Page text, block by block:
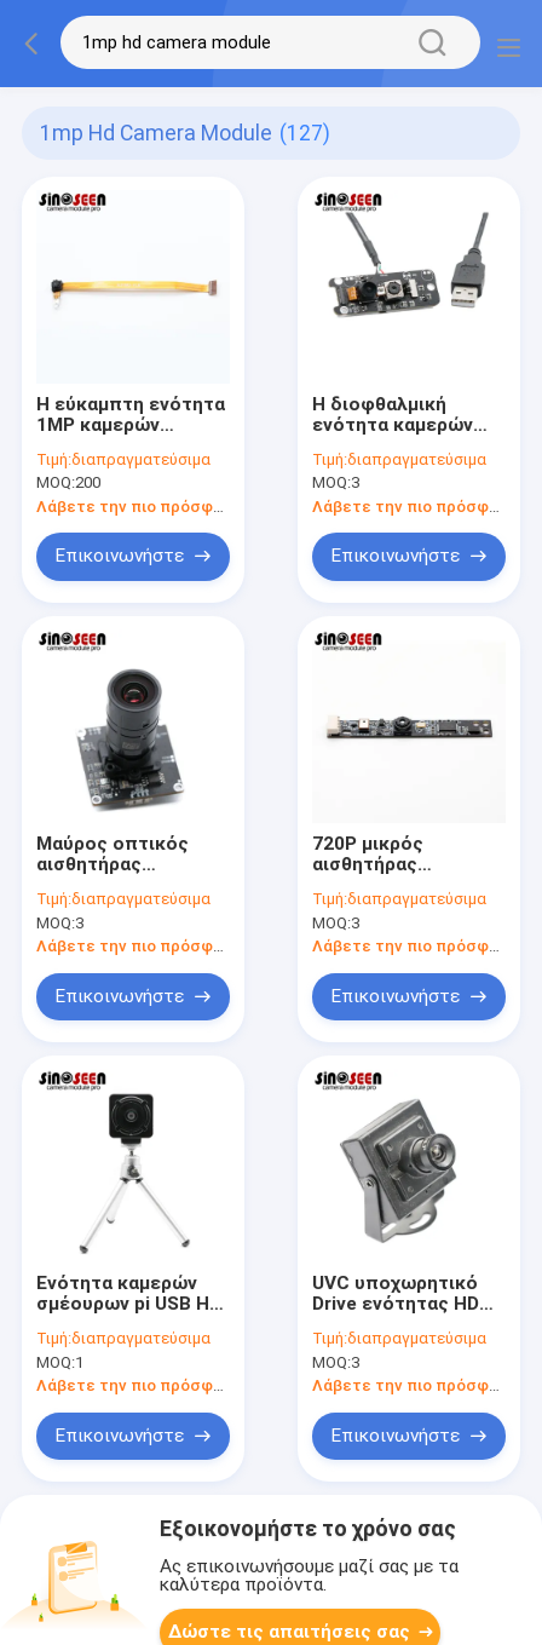
1mp Hd Camera Module (127)
Η εύκαμπτη ενότητα
1MP καμερών
πινάκων MIPI
κορδελλών καθόρισε
την εστίαση
Τιμή:διαπραγματεύσιμα
MOQ:200
Λάβετε την πιο πρόσφατη τιμή
Επικοινωνήστε
Η διοφθαλμική
ενότητα καμερών
HD ΓΦ για το
τρισδιάστατο
πρόσωπο
παραθύρων
ξεκλειδώνει
Τιμή:διαπραγματεύσιμα
MOQ:3
Επικοινωνήστε
Μαύρος οπτικός
αισθητήρας
καμερών επίδρασης
1080P HD νυχτερινής
όρασης
Τιμή:διαπραγματεύσιμα
MOQ:3
Λάβετε την πιο πρόσφατη τιμή
Επικοινωνήστε
720P μικρός
αισθητήρας
καμερών 1MP USB
για το lap-top
Τιμή:διαπραγματεύσιμα
MOQ:3
Επικοινωνήστε
Ενότητα καμερών
σμέουρων pi USB HD
την τηλεοπτική
σύσκεψη
Τιμή:διαπραγματεύσιμα
MOQ:1
Λάβετε την πιο πρόσφατη τιμή
Επικοινωνήστε
UVC υποχωρητικό
Drive ενότητας HD
κατοικίας USB 1MP
μετάλλων
Τιμή:διαπραγματεύσιμα
MOQ:3
Λάβετε την πιο πρόσφατη τιμή
Επικοινωνήστε
Εξοικονομήστε το χρόνο σας
Ας επικοινωνήσουμε μαζί σας με τα
καλύτερα προϊόντα.
Δώστε τις απαιτήσεις σας